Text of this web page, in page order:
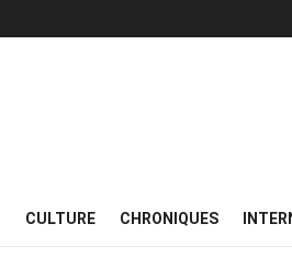
CULTURE CHRONIQUES